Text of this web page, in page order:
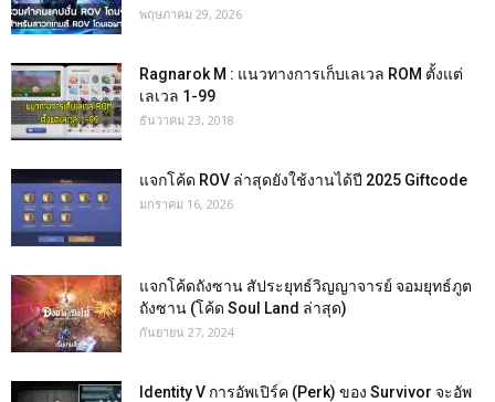
พฤษภาคม 29, 2026
Ragnarok M : แนวทางการเก็บเลเวล ROM ตั้งแต่
เลเวล 1-99
ธันวาคม 23, 2018
แจกโค้ด ROV ล่าสุดยังใช้งานได้ปี 2025 Giftcode
มกราคม 16, 2026
แจกโค้ดถังซาน สัประยุทธ์วิญญาจารย์ จอมยุทธ์ภูต
ถังซาน (โค้ด Soul Land ล่าสุด)
กันยายน 27, 2024
Identity V การอัพเปิร์ค (Perk) ของ Survivor จะอัพ